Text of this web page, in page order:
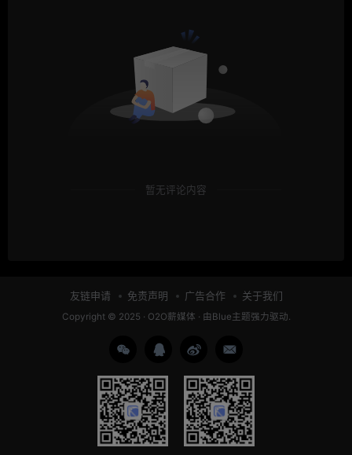
暂无评论内容
友链申请 免责声明 广告合作 关于我们
Copyright © 2025 · O2O薪媒体 · 由 Blue主题强力驱动.